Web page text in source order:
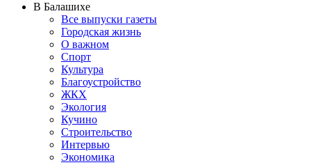
В Балашихе
Все выпуски газеты
Городская жизнь
О важном
Спорт
Культура
Благоустройство
ЖКХ
Экология
Кучино
Строительство
Интервью
Экономика